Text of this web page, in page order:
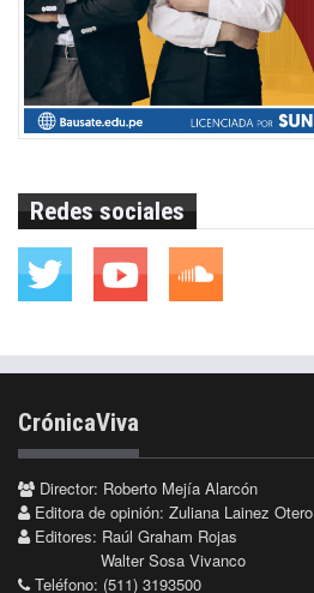
Redes sociales
CrónicaViva
Director: Roberto Mejía Alarcón
Editora de opinión: Zuliana Lainez Otero
Editores: Raúl Graham Rojas
Walter Sosa Vivanco
Teléfono: (511) 3193500